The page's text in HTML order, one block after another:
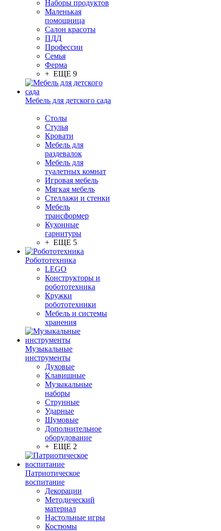
Наборы продуктов
Маленькая
помощница
Салон красоты
ПДД
Профессии
Семья
Ферма
+ ЕЩЕ 9
Мебель для детского сада
Столы
Cтулья
Кровати
Мебель для
раздевалок
Мебель для
туалетных комнат
Игровая мебель
Мягкая мебель
Стеллажи и стенки
Мебель
трансформер
Кухонные
гарнитуры
+ ЕЩЕ 5
Робототехника
LEGO
Конструкторы и
робототехника
Кружки
робототехники
Мебель и системы
хранения
Музыкальные
инструменты
Духовые
Клавишные
Музыкальные
наборы
Струнные
Ударные
Шумовые
Дополнительное
оборудование
+ ЕЩЕ 2
Патриотическое
воспитание
Декорации
Методический
материал
Настольные игры
Костюмы